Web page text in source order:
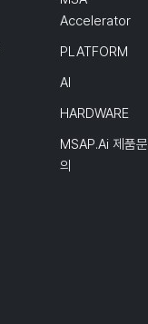
Accelerator
PLATFORM
AI
HARDWARE
MSAP.ai 제품문
의